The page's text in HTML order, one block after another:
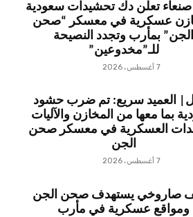
تعلن دك تحشيدات سعودية
عسكرية في معسكر “صحن
الجن” بمأرب وتجدد النصيحة
للـ”مخدوعين”
7 أغسطس، 2026
العميد سريع: تم ضرب حشود
بما معها من المخازن والآليات
العسكرية في معسكر صحن
الجن
7 أغسطس، 2026
صاروخي يستهدف صحن الجن
ومواقع عسكرية في مأرب